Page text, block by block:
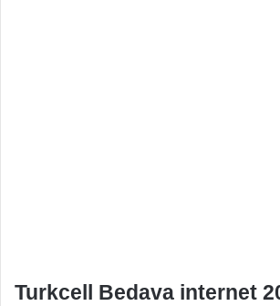
Turkcell Bedava internet